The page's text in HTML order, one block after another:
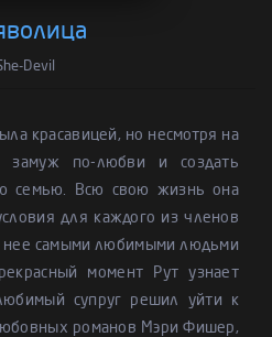
Devil
красавицей, но несмотря на
замуж по-любви и создать
семью. Всю свою жизнь она
для каждого из членов
нее самыми любимыми людьми
момент Рут узнает
супруг решил уйти к
романов Мэри Фишер,